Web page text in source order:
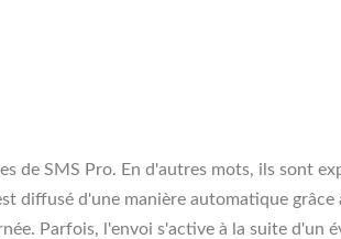
de SMS Pro. En d'autres mots, ils sont
diffusé d'une manière automatique grâce
Parfois, l'envoi s'active à la suite d'un